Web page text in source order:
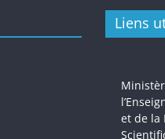
Liens
et de la